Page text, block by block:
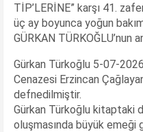
TİP’LERİNE” karşı 41.
üç ay boyunca yoğun
GÜRKAN TÜRKOĞLU’nun
Gürkan Türkoğlu 5-07-
Cenazesi Erzincan
defnedilmiştir.
Gürkan Türkoğlu kitaptaki
oluşmasında büyük emeği